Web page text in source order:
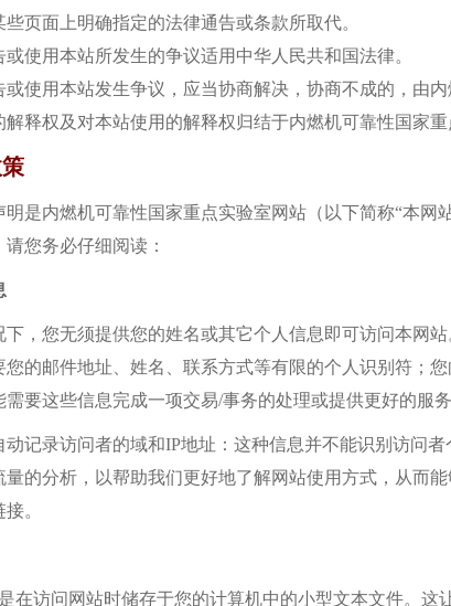
些页面上明确指定的法律通告或条款所取代。
或使用本站所发生的争议适用中华人民共和国法律。
或使用本站发生争议，应当协商解决，协商不成的，由
解释权及对本站使用的解释权归结于内燃机可靠性国家
明是内燃机可靠性国家重点实验室网站 （以下简称“本
您务必仔细阅读：
下，您无须提供您的姓名或其它个人信息即可访问本网
您的邮件地址、姓名、联系方式等有限的个人识别符；
需要这些信息完成一项交易/事务的处理或提供更好的服务
动记录访问者的域和IP地址：这种信息并不能识别访问
量的分析，以帮助我们更好地了解网站使用方式，从而
。
在访问网站时储存于您的计算机中的小型文本文件。